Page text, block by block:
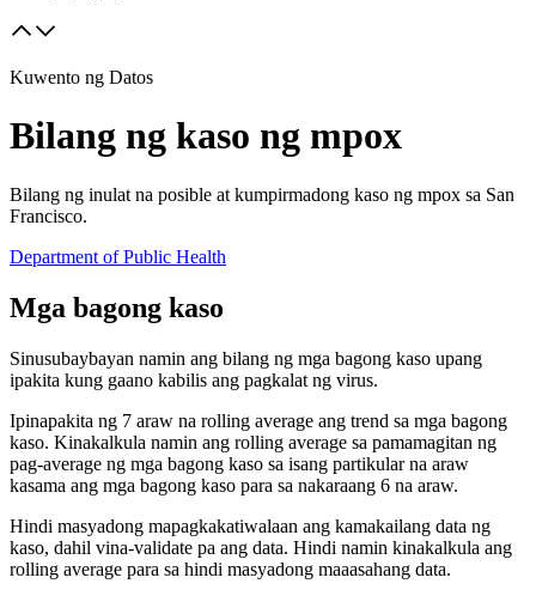
Kuwento ng Datos
Bilang ng kaso ng mpox
Bilang ng inulat na posible at kumpirmadong kaso ng mpox sa San
Francisco.
Department of Public Health
Mga bagong kaso
Sinusubaybayan namin ang bilang ng mga bagong kaso upang
ipakita kung gaano kabilis ang pagkalat ng virus.
Ipinapakita ng 7 araw na rolling average ang trend sa mga bagong
kaso. Kinakalkula namin ang rolling average sa pamamagitan ng
pag-average ng mga bagong kaso sa isang partikular na araw
kasama ang mga bagong kaso para sa nakaraang 6 na araw.
Hindi masyadong mapagkakatiwalaan ang kamakailang data ng
kaso, dahil vina-validate pa ang data. Hindi namin kinakalkula ang
rolling average para sa hindi masyadong maaasahang data.